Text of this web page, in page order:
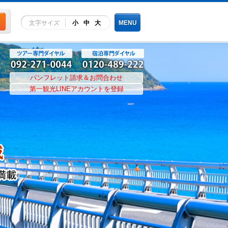
文字サイズ 小 中 大 MENU
パンフレット請求＆お問合わせ
第一観光LINEアカウントを登録